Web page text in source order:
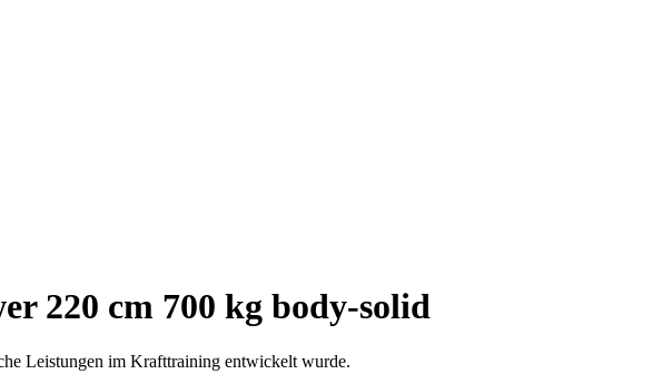
220 cm 700 kg body-solid
Leistungen im Krafttraining entwickelt wurde.